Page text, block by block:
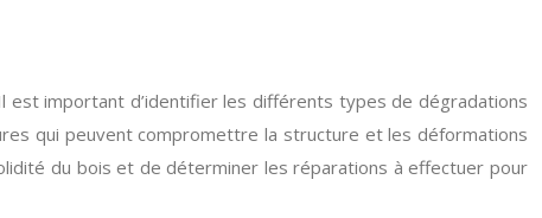
important d’identifier les différents types de dégradations
qui peuvent compromettre la structure et les déformations
du bois et de déterminer les réparations à effectuer pour